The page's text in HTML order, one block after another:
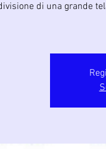
di una grande